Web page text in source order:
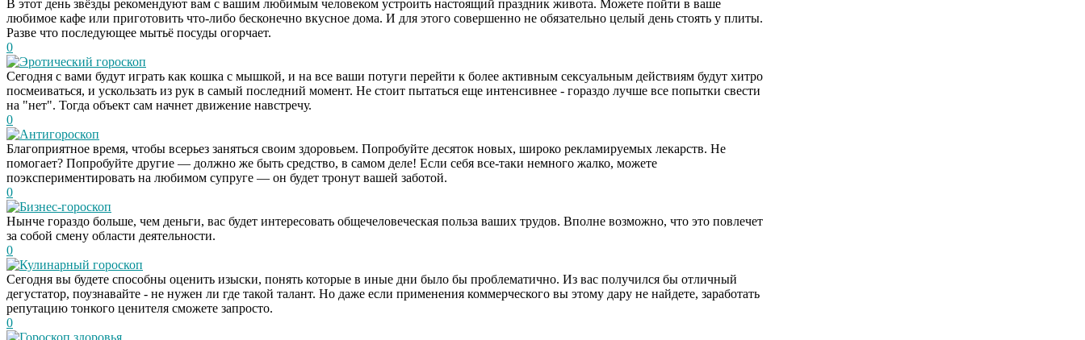
В этот день звёзды рекомендуют вам с вашим любимым человеком устроить настоящий праздник живота. Можете пойти в ваше
любимое кафе или приготовить что-либо бесконечно вкусное дома. И для этого совершенно не обязательно целый день стоять у плиты.
Разве что последующее мытьё посуды огорчает.
0
Эротический гороскоп
Сегодня с вами будут играть как кошка с мышкой, и на все ваши потуги перейти к более активным сексуальным действиям будут хитро
посмеиваться, и ускользать из рук в самый последний момент. Не стоит пытаться еще интенсивнее - гораздо лучше все попытки свести
на "нет". Тогда объект сам начнет движение навстречу.
0
Антигороскоп
Благоприятное время, чтобы всерьез заняться своим здоровьем. Попробуйте десяток новых, широко рекламируемых лекарств. Не
помогает? Попробуйте другие — должно же быть средство, в самом деле! Если себя все-таки немного жалко, можете
поэкспериментировать на любимом супруге — он будет тронут вашей заботой.
0
Бизнес-гороскоп
Нынче гораздо больше, чем деньги, вас будет интересовать общечеловеческая польза ваших трудов. Вполне возможно, что это повлечет
за собой смену области деятельности.
0
Кулинарный гороскоп
Сегодня вы будете способны оценить изыски, понять которые в иные дни было бы проблематично. Из вас получился бы отличный
дегустатор, поузнавайте - не нужен ли где такой талант. Но даже если применения коммерческого вы этому дару не найдете, заработать
репутацию тонкого ценителя сможете запросто.
0
Гороскоп здоровья